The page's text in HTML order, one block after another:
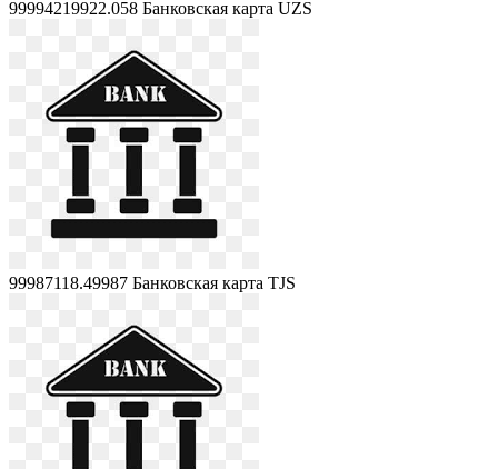
99994219922.058 Банковская карта UZS
99987118.49987 Банковская карта TJS